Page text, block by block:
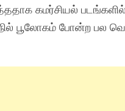
கமர்சியல்
பூலோகம் போன்ற பல